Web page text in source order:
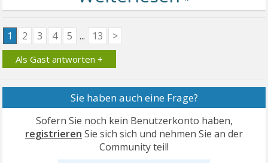
1 2 3 4 5 ... 13 >
Als Gast antworten +
Sie haben auch eine Frage?
Sofern Sie noch kein Benutzerkonto haben,
registrieren Sie sich sich und nehmen Sie an der
Community teil!